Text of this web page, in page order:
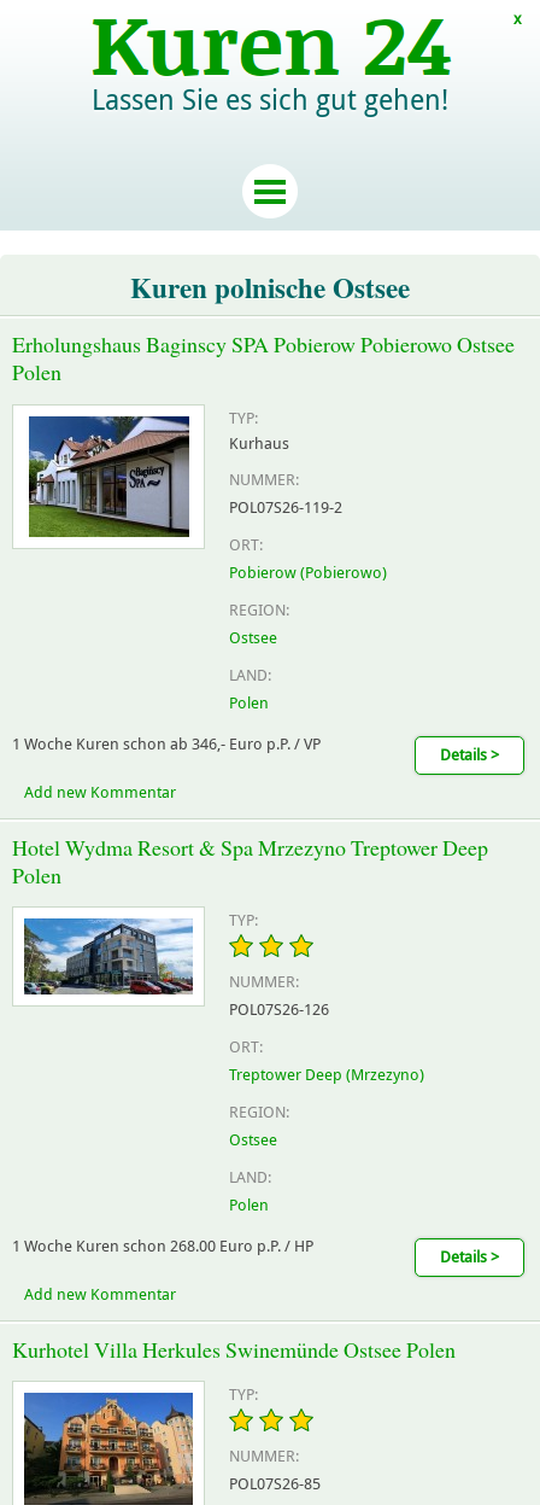
Lassen Sie es sich gut gehen!
Kuren polnische Ostsee
Erholungshaus Baginscy SPA Pobierow Pobierowo Ostsee
Polen
TYP:
Kurhaus
NUMMER:
POL07S26-119-2
ORT:
Pobierow (Pobierowo)
REGION:
Ostsee
LAND:
Polen
1 Woche Kuren schon ab 346,- Euro p.P. / VP
Details >
Add new Kommentar
Hotel Wydma Resort & Spa Mrzezyno Treptower Deep
Polen
TYP:
NUMMER:
POL07S26-126
ORT:
Treptower Deep (Mrzezyno)
REGION:
Ostsee
LAND:
Polen
1 Woche Kuren schon 268.00 Euro p.P. / HP
Details >
Add new Kommentar
Kurhotel Villa Herkules Swinemünde Ostsee Polen
TYP:
NUMMER:
POL07S26-85
x